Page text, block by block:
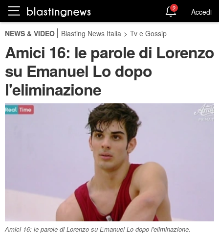
2 Accedi
NEWS & VIDEO Blasting News Italia > Tv e Gossip
Amici 16: le parole di Lorenzo
su Emanuel Lo dopo
l'eliminazione
Amici 16: le parole di Lorenzo su Emanuel Lo dopo l'eliminazione.